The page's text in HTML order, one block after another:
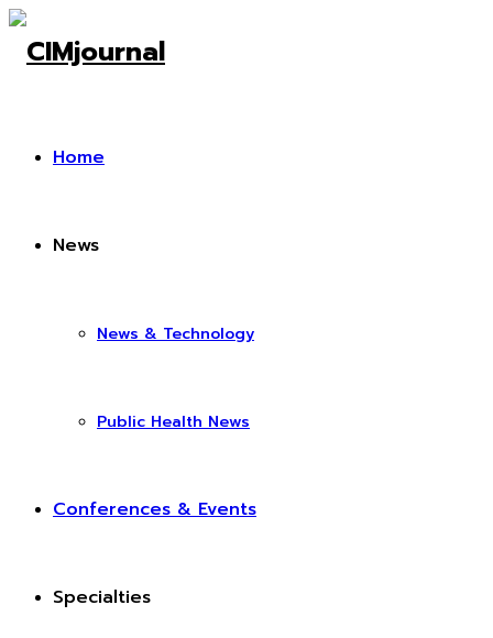
Home
News
News & Technology
Public Health News
Conferences & Events
Specialties